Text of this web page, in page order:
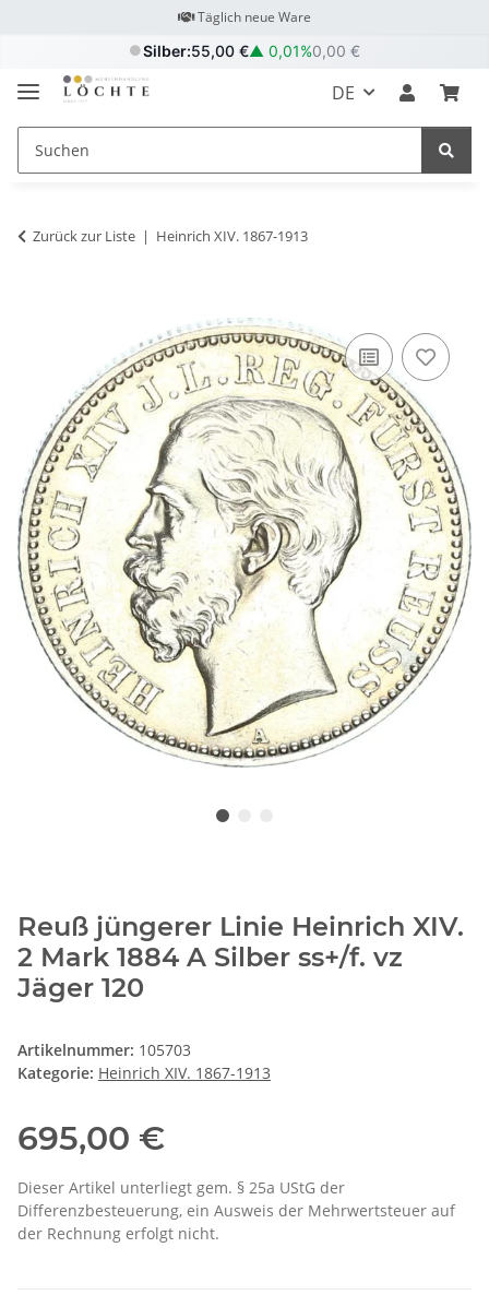
Täglich neue Ware
Silber:55,00 €▲ 0,01%0,00 €
DE
Zurück zur Liste Heinrich XIV. 1867-1913
Reuß jüngerer Linie Heinrich XIV.
2 Mark 1884 A Silber ss+/f. vz
Jäger 120
Artikelnummer: 105703
Kategorie: Heinrich XIV. 1867-1913
695,00 €
Dieser Artikel unterliegt gem. § 25a UStG der
Differenzbesteuerung, ein Ausweis der Mehrwertsteuer auf
der Rechnung erfolgt nicht.